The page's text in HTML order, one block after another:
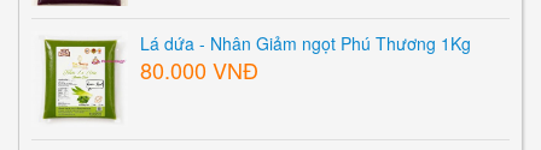
Lá dứa - Nhân Giảm ngọt Phú Thương 1Kg
80.000 VNĐ